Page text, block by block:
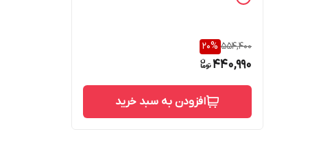
554,400
20%
440,990
افزودن به سبد خرید